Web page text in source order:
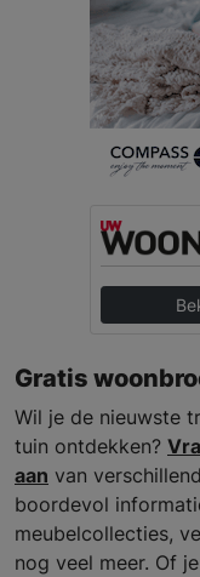
Gratis
Wil je de nieuwste
tuin ontdekken?
aan van
boordevol
meubelcollecties,
nog veel meer. Of